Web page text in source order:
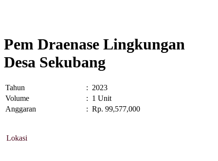
Pem Draenase Lingkungan
Desa Sekubang
Tahun : 2023
Volume
: 1 Unit
Anggaran
: Rp. 99,577,000
Lokasi